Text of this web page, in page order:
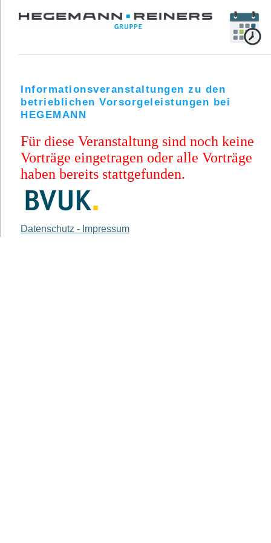
Informationsveranstaltungen zu den
betrieblichen Vorsorgeleistungen bei
HEGEMANN
Für diese Veranstaltung sind noch keine
Vorträge eingetragen oder alle Vorträge
haben bereits stattgefunden.
Datenschutz - Impressum